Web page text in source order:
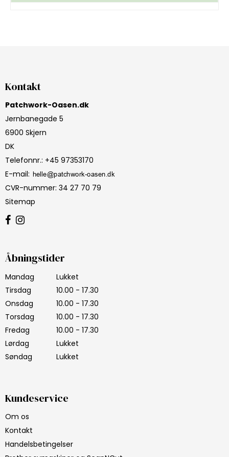
Kontakt
Patchwork-Oasen.dk
Jernbanegade 5
6900 Skjern
DK
Telefonnr.: +45 97353170
E-mail:
CVR-nummer: 34 27 70 79
Sitemap
Åbningstider
Mandag
Lukket
Tirsdag
10.00 - 17.30
Onsdag
10.00 - 17.30
Torsdag
10.00 - 17.30
Fredag
10.00 - 17.30
Lørdag
Lukket
Søndag
Lukket
Kundeservice
Om os
Kontakt
Handelsbetingelser